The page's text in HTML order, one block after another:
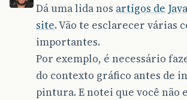
Dá uma lida nos artigos de
site. Vão te esclarecer várias
importantes.
Por exemplo, é necessário
do contexto gráfico antes de
pintura. E notei que você não